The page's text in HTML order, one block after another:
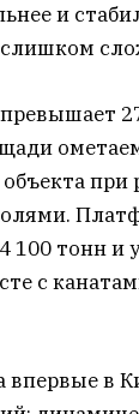
и
при
тонн и
с
в